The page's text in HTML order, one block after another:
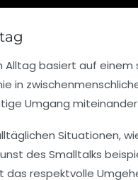
Alltag basiert auf
in
Umgang
Situationen,
des Smalltalks
das respektvolle